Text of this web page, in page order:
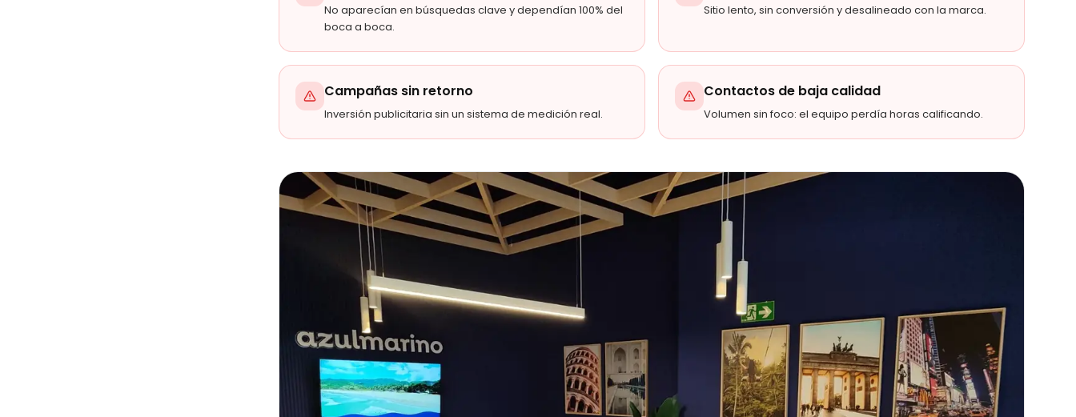
No aparecían en búsquedas clave y dependían 100% del
boca a boca.
Sitio lento, sin conversión y desalineado con la marca.
Campañas sin retorno
Inversión publicitaria sin un sistema de medición real.
Contactos de baja calidad
Volumen sin foco: el equipo perdía horas calificando.